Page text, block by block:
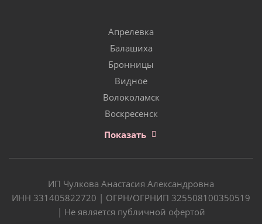
Апрелевка
Балашиха
Бронницы
Видное
Волоколамск
Воскресенск
Показать
ИП Чулкова Анастасия Александровна
ИНН 331405822720 | ОГРН/ОГРНИП 325508100350519
| Не является публичной офертой